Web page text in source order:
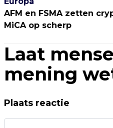
AFM en FSMA zetten
MiCA op scherp
Laat
mening
Plaats reactie